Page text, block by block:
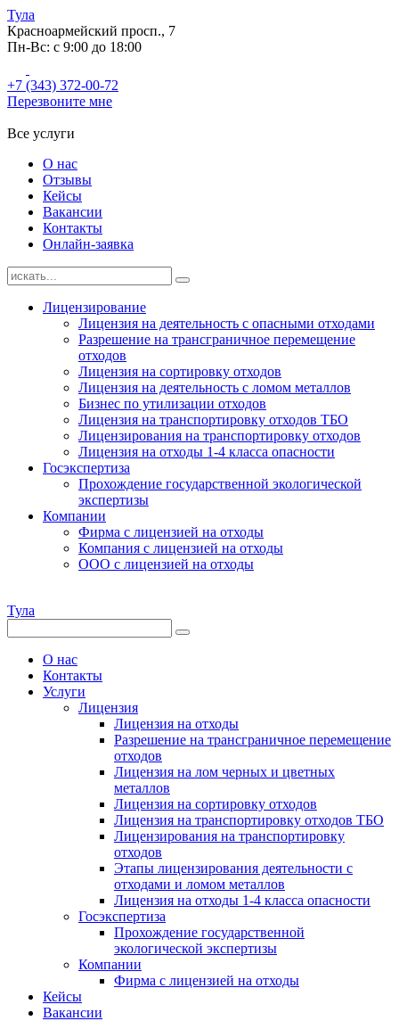
Тула
Красноармейский просп., 7
Пн-Вс: с 9:00 до 18:00
+7 (343) 372-00-72
Перезвоните мне
Все услуги
О нас
Отзывы
Кейсы
Вакансии
Контакты
Онлайн-заявка
Лицензирование
Лицензия на деятельность с опасными отходами
Разрешение на трансграничное перемещение
отходов
Лицензия на сортировку отходов
Лицензия на деятельность с ломом металлов
Бизнес по утилизации отходов
Лицензия на транспортировку отходов ТБО
Лицензирования на транспортировку отходов
Лицензия на отходы 1-4 класса опасности
Госэкспертиза
Прохождение государственной экологической
экспертизы
Компании
Фирма с лицензией на отходы
Компания с лицензией на отходы
ООО с лицензией на отходы
Тула
О нас
Контакты
Услуги
Лицензия
Лицензия на отходы
Разрешение на трансграничное перемещение
отходов
Лицензия на лом черных и цветных
металлов
Лицензия на сортировку отходов
Лицензия на транспортировку отходов ТБО
Лицензирования на транспортировку
отходов
Этапы лицензирования деятельности с
отходами и ломом металлов
Лицензия на отходы 1-4 класса опасности
Госэкспертиза
Прохождение государственной
экологической экспертизы
Компании
Фирма с лицензией на отходы
Кейсы
Вакансии